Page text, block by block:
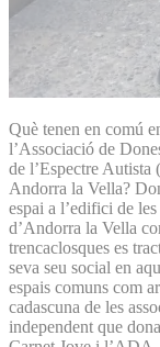
Què tenen en comú
l’Associació de
de l’Espectre
Andorra la Vella?
espai a l’edifici de
d’Andorra la Vella
trencaclosques es
seva seu social en
espais comuns com
cadascuna de les
independent que